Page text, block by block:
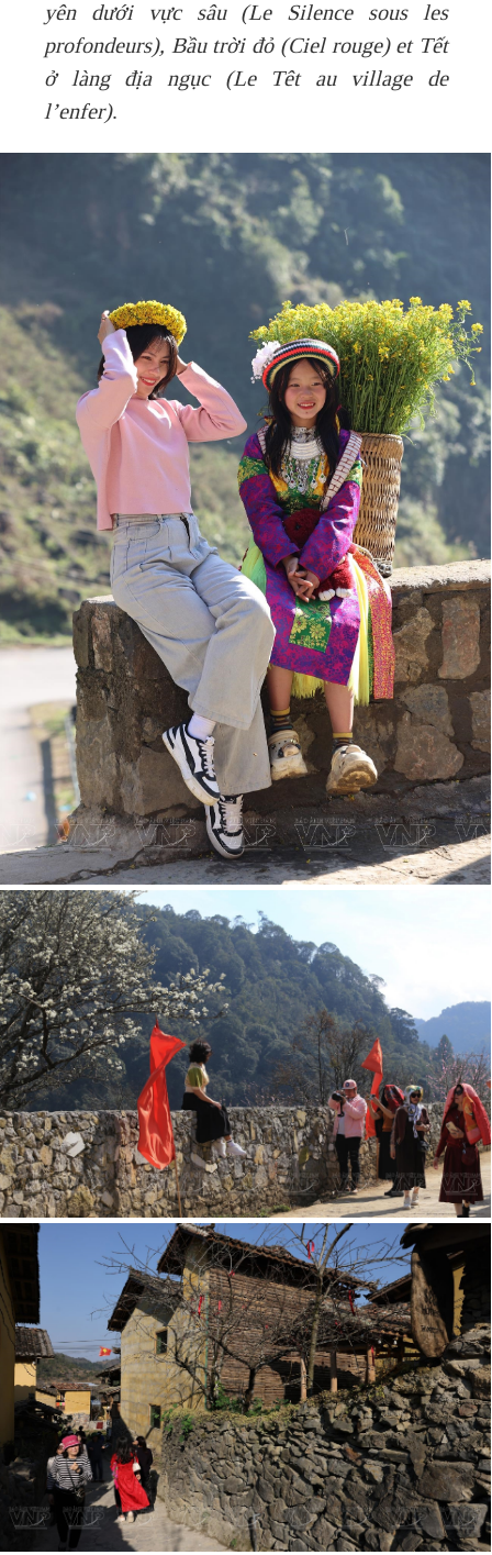
yên dưới vực sâu (Le Silence sous les
profondeurs), Bầu trời đỏ (Ciel rouge) et Tết
ở làng địa ngục (Le Têt au village de
l’enfer).